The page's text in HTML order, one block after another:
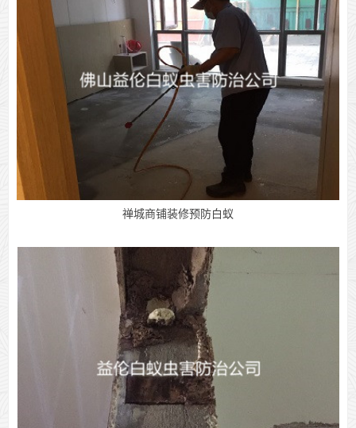
禅城商铺装修预防白蚁